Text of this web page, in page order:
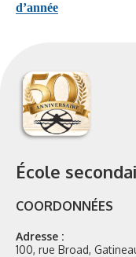
d’année
École
COORDONNÉES
Adresse :
100, rue Broad,